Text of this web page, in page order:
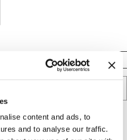
content and ads, to
and to analyse our traffic.
XL
Spandex
mesh extensible avec une coupe